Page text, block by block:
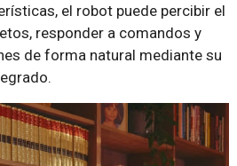
el robot puede percibir el
responder a comandos y
de forma natural mediante su